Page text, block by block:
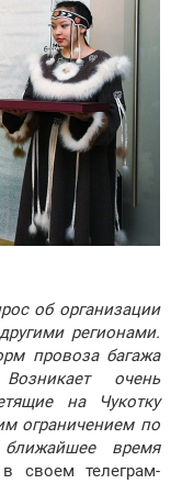
об организации
регионами.
провоза багажа
очень
на Чукотку
ограничением по
время
своем телеграм-